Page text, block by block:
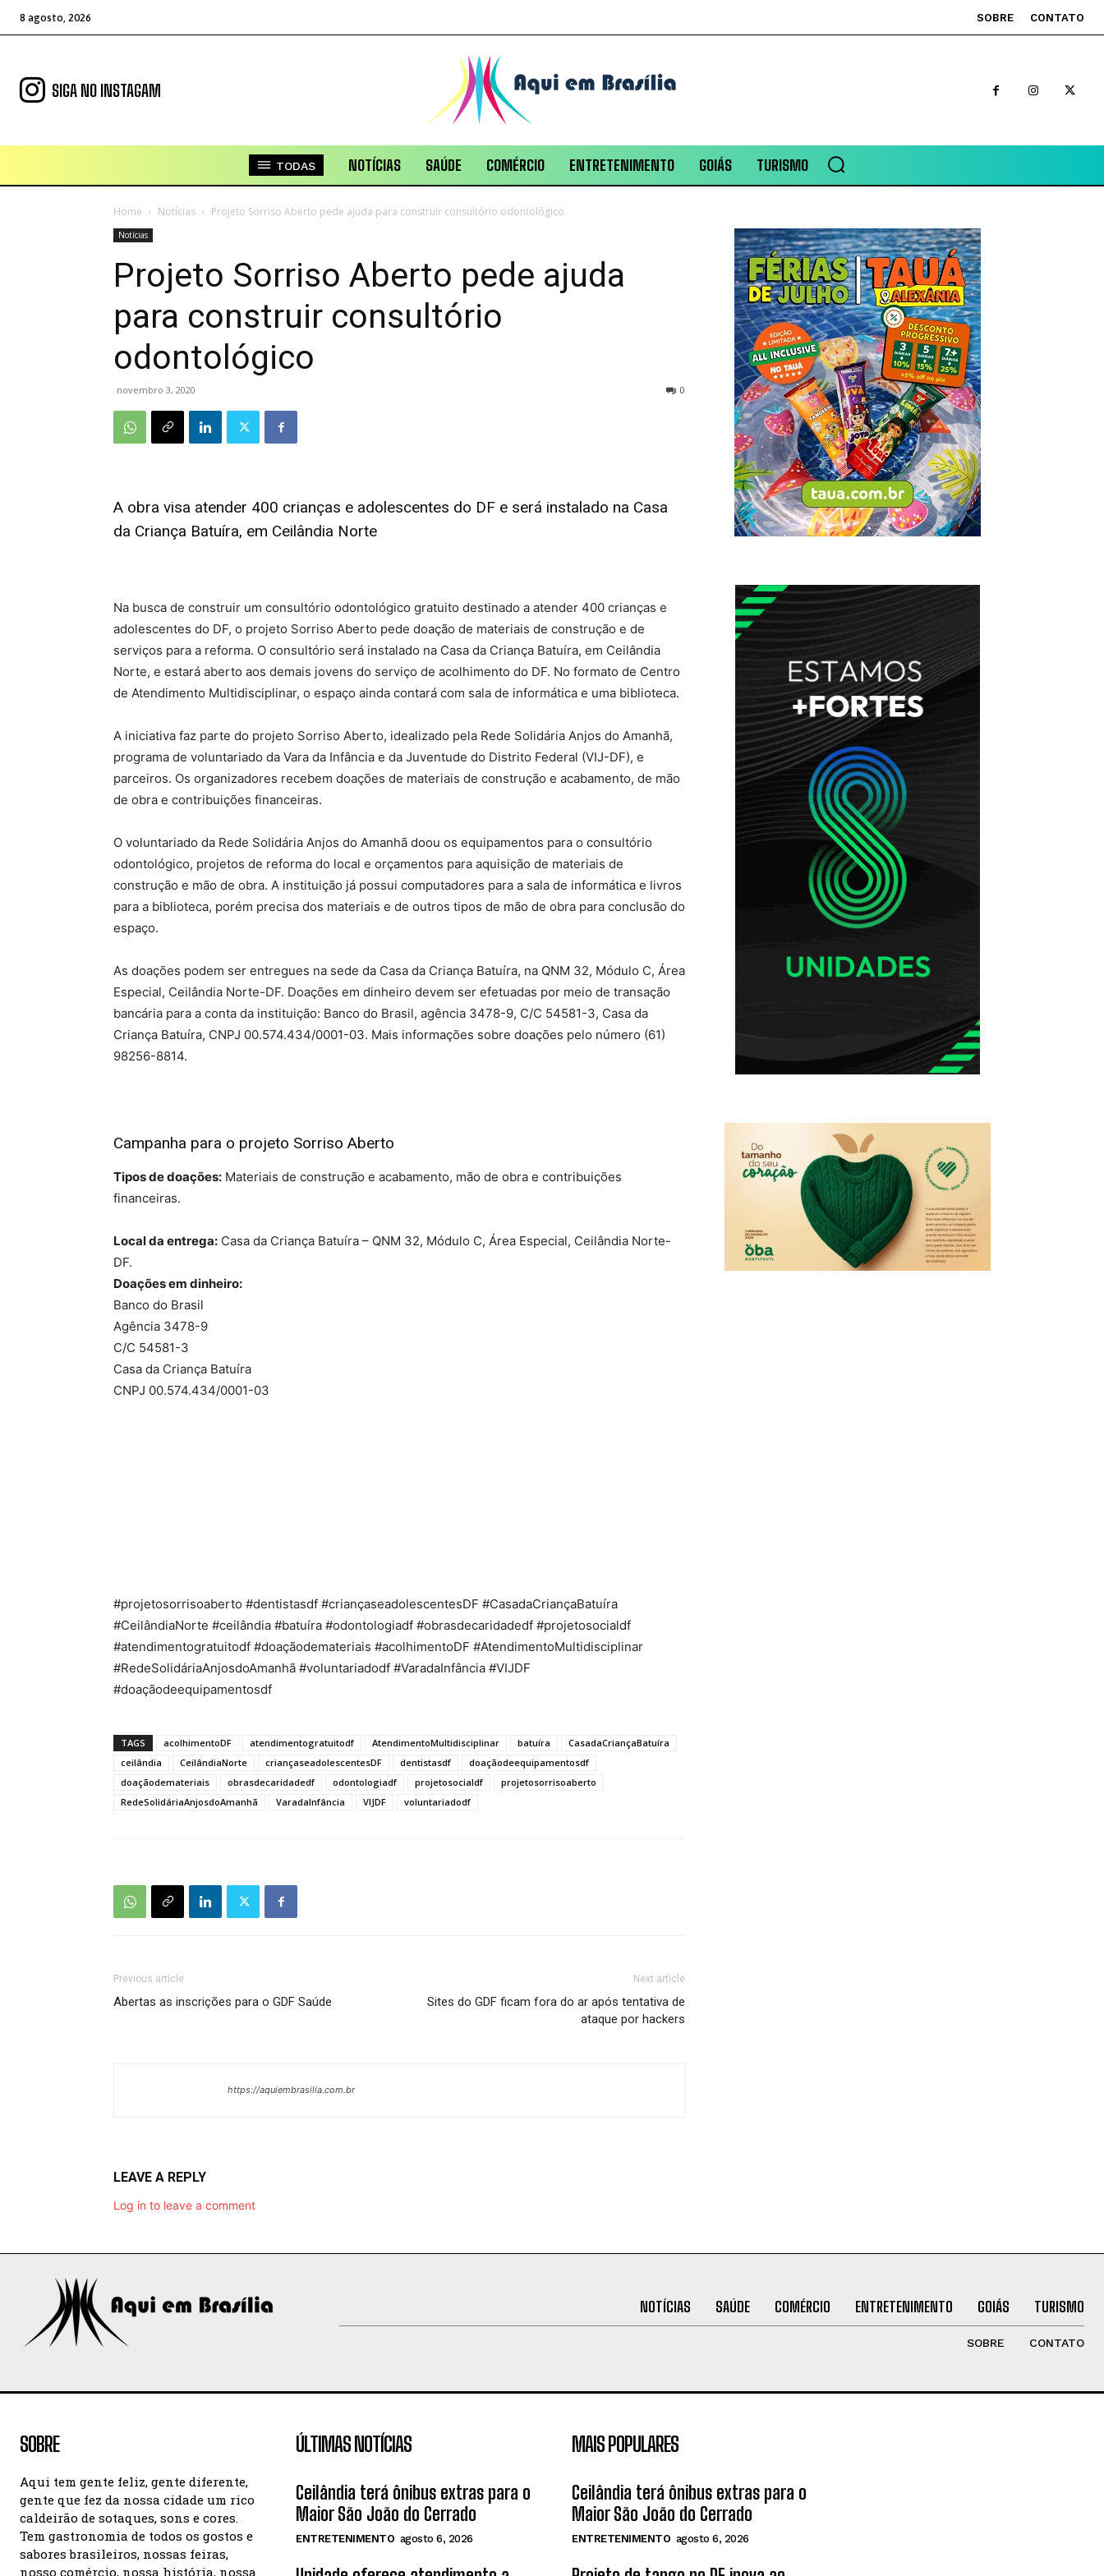
8 agosto, 2026 SOBRE CONTATO
SIGA NO INSTAGAM
TODAS NOTÍCIAS SAÚDE COMÉRCIO ENTRETENIMENTO GOIÁS TURISMO
Home Notícias Projeto Sorriso Aberto pede ajuda para construir consultório odontológico
Notícias
Projeto Sorriso Aberto pede ajuda
para construir consultório
odontológico
novembro 3, 2020 0
A obra visa atender 400 crianças e adolescentes do DF e será instalado na Casa
da Criança Batuíra, em Ceilândia Norte
Na busca de construir um consultório odontológico gratuito destinado a atender 400 crianças e
adolescentes do DF, o projeto Sorriso Aberto pede doação de materiais de construção e de
serviços para a reforma. O consultório será instalado na Casa da Criança Batuíra, em Ceilândia
Norte, e estará aberto aos demais jovens do serviço de acolhimento do DF. No formato de Centro
de Atendimento Multidisciplinar, o espaço ainda contará com sala de informática e uma biblioteca.
A iniciativa faz parte do projeto Sorriso Aberto, idealizado pela Rede Solidária Anjos do Amanhã,
programa de voluntariado da Vara da Infância e da Juventude do Distrito Federal (VIJ-DF), e
parceiros. Os organizadores recebem doações de materiais de construção e acabamento, de mão
de obra e contribuições financeiras.
O voluntariado da Rede Solidária Anjos do Amanhã doou os equipamentos para o consultório
odontológico, projetos de reforma do local e orçamentos para aquisição de materiais de
construção e mão de obra. A instituição já possui computadores para a sala de informática e livros
para a biblioteca, porém precisa dos materiais e de outros tipos de mão de obra para conclusão do
espaço.
As doações podem ser entregues na sede da Casa da Criança Batuíra, na QNM 32, Módulo C, Área
Especial, Ceilândia Norte-DF. Doações em dinheiro devem ser efetuadas por meio de transação
bancária para a conta da instituição: Banco do Brasil, agência 3478-9, C/C 54581-3, Casa da
Criança Batuíra, CNPJ 00.574.434/0001-03. Mais informações sobre doações pelo número (61)
98256-8814.
Campanha para o projeto Sorriso Aberto
Tipos de doações: Materiais de construção e acabamento, mão de obra e contribuições
financeiras.
Local da entrega: Casa da Criança Batuíra – QNM 32, Módulo C, Área Especial, Ceilândia Norte-
DF.
Doações em dinheiro:
Banco do Brasil
Agência 3478-9
C/C 54581-3
Casa da Criança Batuíra
CNPJ 00.574.434/0001-03
#projetosorrisoaberto #dentistasdf #criançaseadolescentesDF #CasadaCriançaBatuíra
#CeilândiaNorte #ceilândia #batuíra #odontologiadf #obrasdecaridadedf #projetosocialdf
#atendimentogratuitodf #doaçãodemateriais #acolhimentoDF #AtendimentoMultidisciplinar
#RedeSolidáriaAnjosdoAmanhã #voluntariadodf #VaradaInfância #VIJDF
#doaçãodeequipamentosdf
TAGS acolhimentoDF atendimentogratuitodf AtendimentoMultidisciplinar batuíra
CasadaCriançaBatuíra
ceilândia
CeilândiaNorte criançaseadolescentesDF dentistasdf
doaçãodeequipamentosdf
doaçãodemateriais
obrasdecaridadedf odontologiadf projetosocialdf
projetosorrisoaberto
RedeSolidáriaAnjosdoAmanhã
VaradaInfância VIJDF voluntariadodf
Previous article
Abertas as inscrições para o GDF Saúde
Next article
Sites do GDF ficam fora do ar após tentativa de
ataque por hackers
https://aquiembrasilia.com.br
LEAVE A REPLY
Log in to leave a comment
NOTÍCIAS SAÚDE COMÉRCIO ENTRETENIMENTO GOIÁS TURISMO
SOBRE CONTATO
SOBRE
Aqui tem gente feliz, gente diferente,
gente que fez da nossa cidade um rico
caldeirão de sotaques, sons e cores.
Tem gastronomia de todos os gostos e
sabores brasileiros, nossas feiras,
nosso comércio, nossa história, nossa
ÚLTIMAS NOTÍCIAS
Ceilândia terá ônibus extras para o
Maior São João do Cerrado
ENTRETENIMENTO agosto 6, 2026
MAIS POPULARES
Ceilândia terá ônibus extras para o
Maior São João do Cerrado
ENTRETENIMENTO agosto 6, 2026